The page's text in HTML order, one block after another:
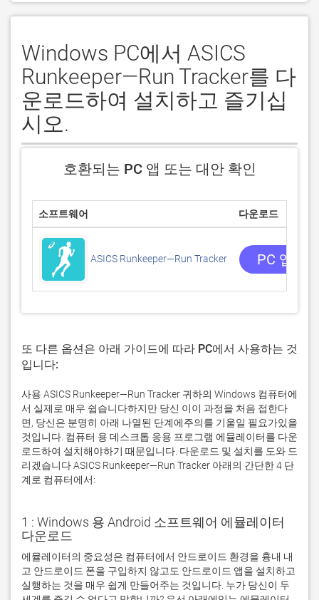
Windows PC에서 ASICS
Runkeeper—Run Tracker를 다
운로드하여 설치하고 즐기십
시오.
호환되는 PC 앱 또는 대안 확인
소프트웨어 다운로드
ASICS Runkeeper—Run Tracker PC 앱 받
또 다른 옵션은 아래 가이드에 따라 PC에서 사용하는 것
입니다:
사용 ASICS Runkeeper—Run Tracker 귀하의 Windows 컴퓨터에
서 실제로 매우 쉽습니다하지만 당신 이이 과정을 처음 접한다
면, 당신은 분명히 아래 나열된 단계에주의를 기울일 필요가있을
것입니다. 컴퓨터 용 데스크톱 응용 프로그램 에뮬레이터를 다운
로드하여 설치해야하기 때문입니다. 다운로드 및 설치를 도와 드
리겠습니다 ASICS Runkeeper—Run Tracker 아래의 간단한 4 단
계로 컴퓨터에서:
1 : Windows 용 Android 소프트웨어 에뮬레이터
다운로드
에뮬레이터의 중요성은 컴퓨터에서 안드로이드 환경을 흉내 내
고 안드로이드 폰을 구입하지 않고도 안드로이드 앱을 설치하고
실행하는 것을 매우 쉽게 만들어주는 것입니다. 누가 당신이 두